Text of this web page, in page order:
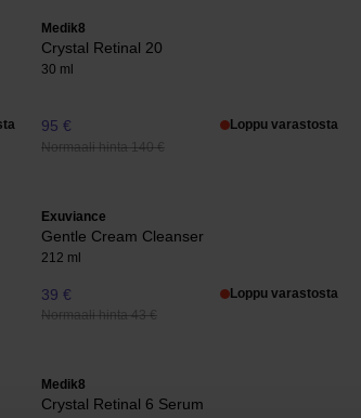
Medik8
Crystal Retinal 20
30 ml
95 €
Normaali hinta 140 €
Loppu varastosta
Exuviance
Gentle Cream Cleanser
212 ml
39 €
Normaali hinta 43 €
Loppu varastosta
Medik8
Crystal Retinal 6 Serum